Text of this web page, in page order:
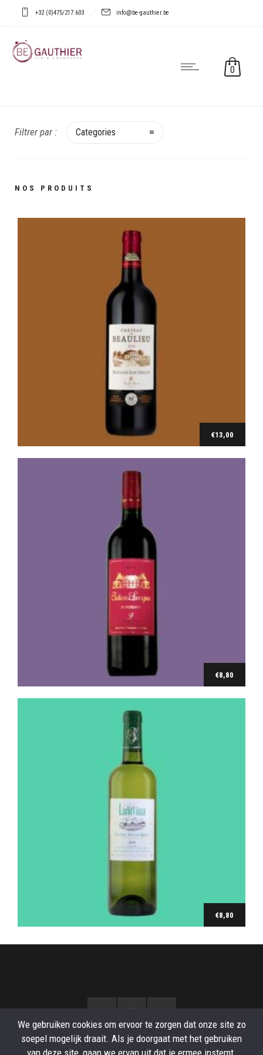
+32 (0)475/217.603 info@be-gauthier.be
0
Filtrer par : Categories
NOS PRODUITS
Ajouter au panier
€13,00
Ajouter au panier
Bordeaux
Château de Lavagnac Bordeaux 2016
€8,80
€8,80
Blanc
Château Larmevaille 2020
€8,80
€8,80
We gebruiken cookies om ervoor te zorgen dat onze site zo
soepel mogelijk draait. Als je doorgaat met het gebruiken
van deze site, gaan we ervan uit dat je ermee instemt.